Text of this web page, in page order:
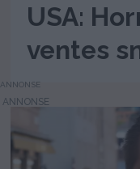
USA:
ventes
ANNONSE